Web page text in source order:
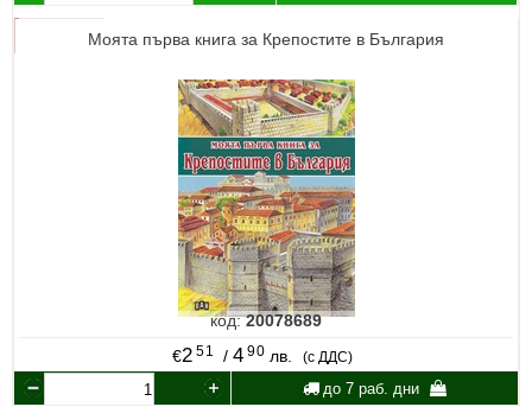
Моята първа книга за Крепостите в България
код:20078689
€2 51 /4 90 лв. (с ДДС)
до 7 раб. дни